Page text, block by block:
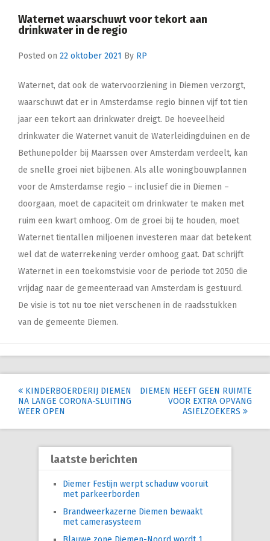
Waternet waarschuwt voor tekort aan
drinkwater in de regio
Posted on 22 oktober 2021 By RP
Waternet, dat ook de watervoorziening in Diemen verzorgt,
waarschuwt dat er in Amsterdamse regio binnen vijf tot tien
jaar een tekort aan drinkwater dreigt. De hoeveelheid
drinkwater die Waternet vanuit de Waterleidingduinen en de
Bethunepolder bij Maarssen over Amsterdam verdeelt, kan
de snelle groei niet bijbenen. Als alle woningbouwplannen
voor de Amsterdamse regio – inclusief die in Diemen –
doorgaan, moet de capaciteit om drinkwater te maken met
ruim een kwart omhoog. Om de groei bij te houden, moet
Waternet tientallen miljoenen investeren maar dat betekent
wel dat de waterrekening verder omhoog gaat. Dat schrijft
Waternet in een toekomstvisie voor de periode tot 2050 die
vrijdag naar de gemeenteraad van Amsterdam is gestuurd.
De visie is tot nu toe niet verschenen in de raadsstukken
van de gemeente Diemen.
Post
navigation
KINDERBOERDERIJ DIEMEN
NA LANGE CORONA-SLUITING
WEER OPEN
DIEMEN HEEFT GEEN RUIMTE
VOOR EXTRA OPVANG
ASIELZOEKERS
laatste berichten
Diemer Festijn werpt schaduw vooruit
met parkeerborden
Brandweerkazerne Diemen bewaakt
met camerasysteem